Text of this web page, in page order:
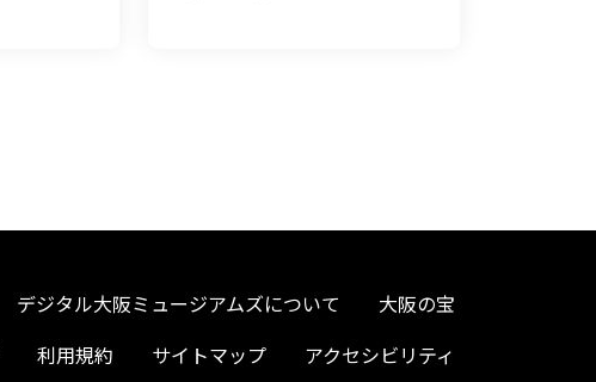
デジタル大阪ミュージアムズについて
大阪の宝
利用規約 サイトマップ アクセシビリティ